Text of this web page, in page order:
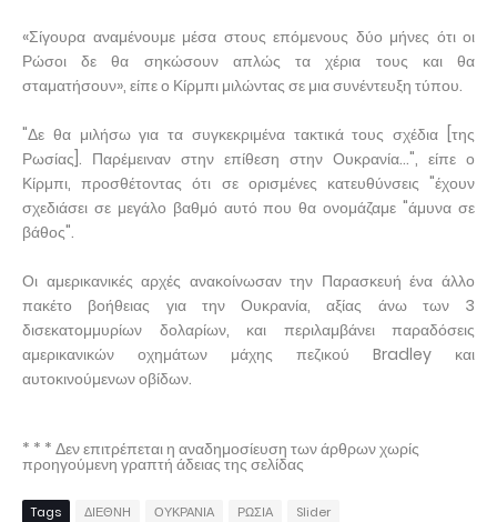
«Σίγουρα αναμένουμε μέσα στους επόμενους δύο μήνες ότι οι
Ρώσοι δε θα σηκώσουν απλώς τα χέρια τους και θα
σταματήσουν», είπε ο Κίρμπι μιλώντας σε μια συνέντευξη τύπου.
"Δε θα μιλήσω για τα συγκεκριμένα τακτικά τους σχέδια [της
Ρωσίας]. Παρέμειναν στην επίθεση στην Ουκρανία...", είπε ο
Κίρμπι, προσθέτοντας ότι σε ορισμένες κατευθύνσεις "έχουν
σχεδιάσει σε μεγάλο βαθμό αυτό που θα ονομάζαμε "άμυνα σε
βάθος".
Οι αμερικανικές αρχές ανακοίνωσαν την Παρασκευή ένα άλλο
πακέτο βοήθειας για την Ουκρανία, αξίας άνω των 3
δισεκατομμυρίων δολαρίων, και περιλαμβάνει παραδόσεις
αμερικανικών οχημάτων μάχης πεζικού Bradley και
αυτοκινούμενων οβίδων.
* * * Δεν επιτρέπεται η αναδημοσίευση των άρθρων χωρίς
προηγούμενη γραπτή άδειας της σελίδας
Tags ΔΙΕΘΝΗ ΟΥΚΡΑΝΙΑ ΡΩΣΙΑ Slider